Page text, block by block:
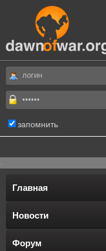
запомнить
.
Главная
Новости
Форум